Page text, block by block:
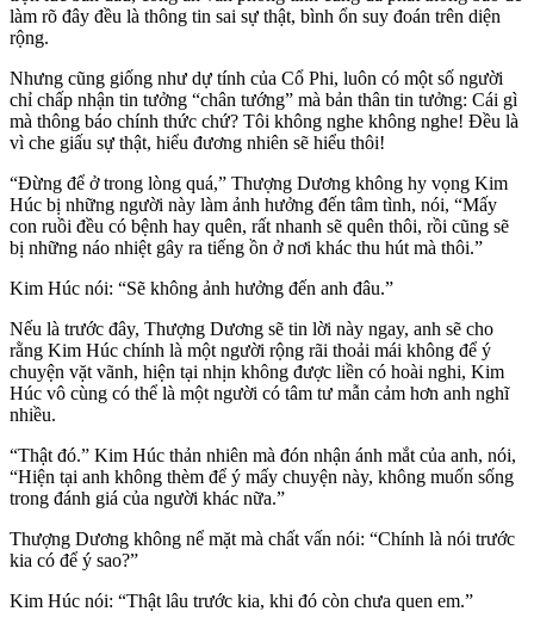
làm rõ đây đều là thông tin sai sự thật, bình ổn suy đoán trên diện
rộng.
Nhưng cũng giống như dự tính của Cổ Phi, luôn có một số người
chỉ chấp nhận tin tưởng “chân tướng” mà bản thân tin tưởng: Cái gì
mà thông báo chính thức chứ? Tôi không nghe không nghe! Đều là
vì che giấu sự thật, hiểu đương nhiên sẽ hiểu thôi!
“Đừng để ở trong lòng quá,” Thượng Dương không hy vọng Kim
Húc bị những người này làm ảnh hưởng đến tâm tình, nói, “Mấy
con ruồi đều có bệnh hay quên, rất nhanh sẽ quên thôi, rồi cũng sẽ
bị những náo nhiệt gây ra tiếng ồn ở nơi khác thu hút mà thôi.”
Kim Húc nói: “Sẽ không ảnh hưởng đến anh đâu.”
Nếu là trước đây, Thượng Dương sẽ tin lời này ngay, anh sẽ cho
rằng Kim Húc chính là một người rộng rãi thoải mái không để ý
chuyện vặt vãnh, hiện tại nhịn không được liền có hoài nghi, Kim
Húc vô cùng có thể là một người có tâm tư mẫn cảm hơn anh nghĩ
nhiều.
“Thật đó.” Kim Húc thản nhiên mà đón nhận ánh mắt của anh, nói,
“Hiện tại anh không thèm để ý mấy chuyện này, không muốn sống
trong đánh giá của người khác nữa.”
Thượng Dương không nể mặt mà chất vấn nói: “Chính là nói trước
kia có để ý sao?”
Kim Húc nói: “Thật lâu trước kia, khi đó còn chưa quen em.”